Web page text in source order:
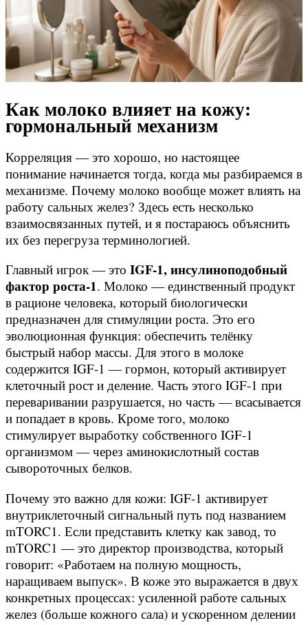
Как молоко влияет на кожу:
гормональный механизм
Корреляция — это хорошо, но настоящее
понимание начинается тогда, когда мы разбираемся в
механизме. Почему молоко вообще может влиять на
работу сальных желез? Здесь есть несколько
взаимосвязанных путей, и я постараюсь объяснить
их без перегруза терминологией.
Главный игрок — это IGF-1, инсулиноподобный
фактор роста-1. Молоко — единственный продукт
в рационе человека, который биологически
предназначен для стимуляции роста. Это его
эволюционная функция: обеспечить телёнку
быстрый набор массы. Для этого в молоке
содержится IGF-1 — гормон, который активирует
клеточный рост и деление. Часть этого IGF-1 при
переваривании разрушается, но часть — всасывается
и попадает в кровь. Кроме того, молоко
стимулирует выработку собственного IGF-1
организмом — через аминокислотный состав
сывороточных белков.
Почему это важно для кожи: IGF-1 активирует
внутриклеточный сигнальный путь под названием
mTORC1. Если представить клетку как завод, то
mTORC1 — это директор производства, который
говорит: «Работаем на полную мощность,
наращиваем выпуск». В коже это выражается в двух
конкретных процессах: усиленной работе сальных
желез (больше кожного сала) и ускоренном делении